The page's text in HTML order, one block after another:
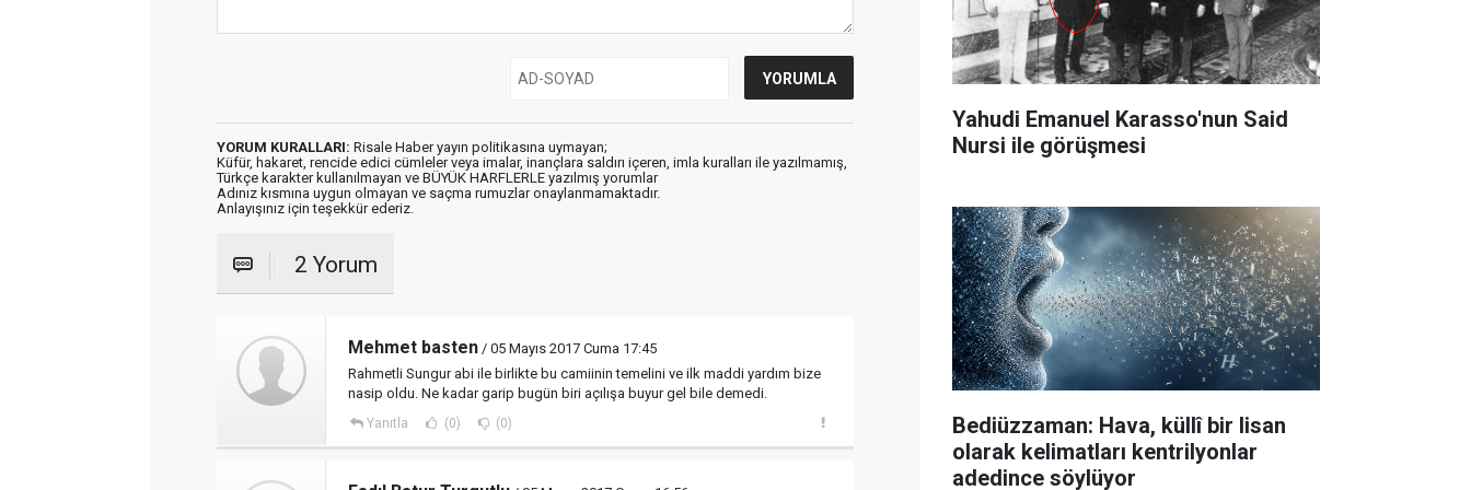
YORUM KURALLARI: Risale Haber yayın politikasına uymayan;
Küfür, hakaret, rencide edici cümleler veya imalar, inançlara saldırı içeren, imla kuralları ile yazılmamış,
Türkçe karakter kullanılmayan ve BÜYÜK HARFLERLE yazılmış yorumlar
Adınız kısmına uygun olmayan ve saçma rumuzlar onaylanmamaktadır.
Anlayışınız için teşekkür ederiz.
2 Yorum
Mehmet basten / 05 Mayıs 2017 Cuma 17:45
Rahmetli Sungur abi ile birlikte bu camiinin temelini ve ilk maddi yardım bize
nasip oldu. Ne kadar garip bugün biri açılışa buyur gel bile demedi.
Yanıtla (0) (0)
Yahudi Emanuel Karasso'nun Said
Nursi ile görüşmesi
Bediüzzaman: Hava, küllî bir lisan
olarak kelimatları kentrilyonlar
adedince söylüyor